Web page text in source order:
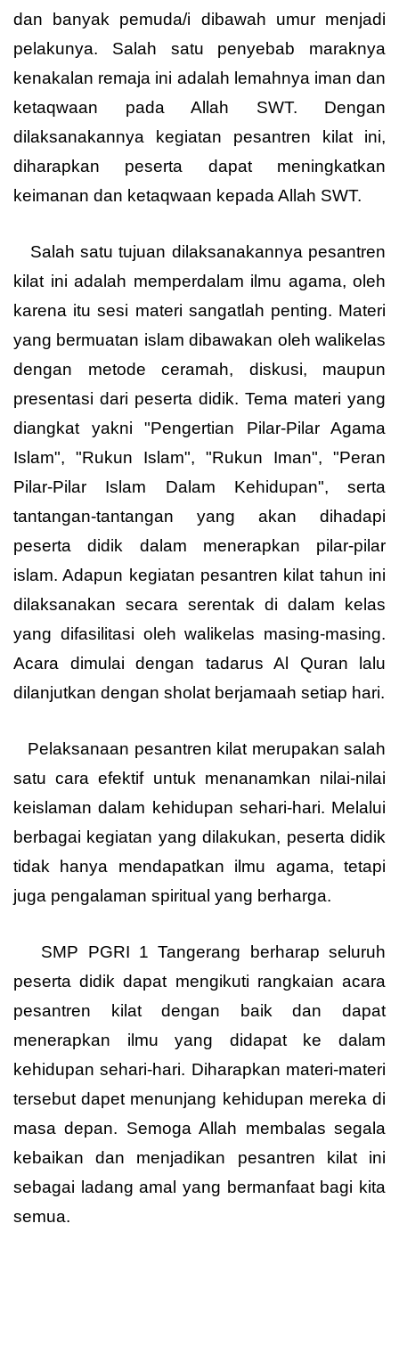
dan banyak pemuda/i dibawah umur menjadi
pelakunya. Salah satu penyebab maraknya
kenakalan remaja ini adalah lemahnya iman dan
ketaqwaan pada Allah SWT. Dengan
dilaksanakannya kegiatan pesantren kilat ini,
diharapkan peserta dapat meningkatkan
keimanan dan ketaqwaan kepada Allah SWT.
Salah satu tujuan dilaksanakannya pesantren
kilat ini adalah memperdalam ilmu agama, oleh
karena itu sesi materi sangatlah penting. Materi
yang bermuatan islam dibawakan oleh walikelas
dengan metode ceramah, diskusi, maupun
presentasi dari peserta didik. Tema materi yang
diangkat yakni "Pengertian Pilar-Pilar Agama
Islam", "Rukun Islam", "Rukun Iman", "Peran
Pilar-Pilar Islam Dalam Kehidupan", serta
tantangan-tantangan yang akan dihadapi
peserta didik dalam menerapkan pilar-pilar
islam. Adapun kegiatan pesantren kilat tahun ini
dilaksanakan secara serentak di dalam kelas
yang difasilitasi oleh walikelas masing-masing.
Acara dimulai dengan tadarus Al Quran lalu
dilanjutkan dengan sholat berjamaah setiap hari.
Pelaksanaan pesantren kilat merupakan salah
satu cara efektif untuk menanamkan nilai-nilai
keislaman dalam kehidupan sehari-hari. Melalui
berbagai kegiatan yang dilakukan, peserta didik
tidak hanya mendapatkan ilmu agama, tetapi
juga pengalaman spiritual yang berharga.
SMP PGRI 1 Tangerang berharap seluruh
peserta didik dapat mengikuti rangkaian acara
pesantren kilat dengan baik dan dapat
menerapkan ilmu yang didapat ke dalam
kehidupan sehari-hari. Diharapkan materi-materi
tersebut dapet menunjang kehidupan mereka di
masa depan. Semoga Allah membalas segala
kebaikan dan menjadikan pesantren kilat ini
sebagai ladang amal yang bermanfaat bagi kita
semua.